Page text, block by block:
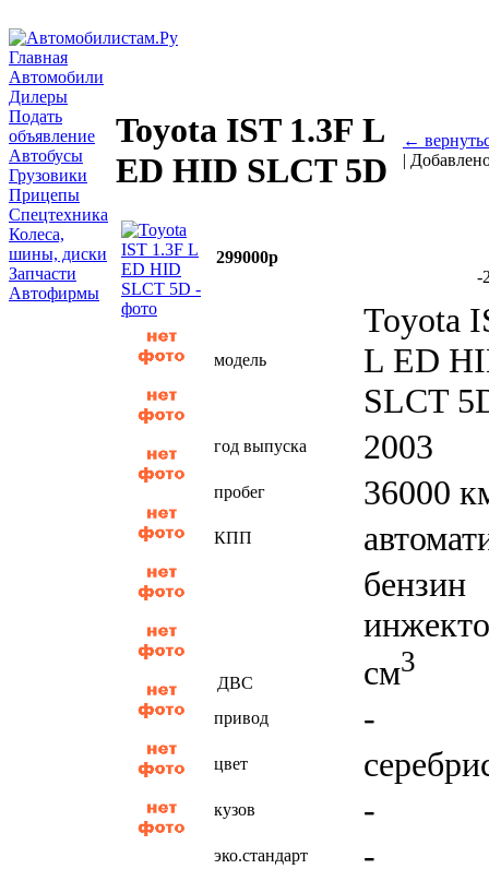
Главная
Автомобили
Дилеры
Подать
объявление
Автобусы
Грузовики
Прицепы
Спецтехника
Колеса,
шины, диски
Запчасти
Автофирмы
Toyota IST 1.3F L
ED HID SLCT 5D
←
|
299000р
-
модель
Toyota
L ED
SLCT
год выпуска 2003
пробег 36000
КПП
ДВС
бензин
см3
привод -
цвет
кузов -
эко.стандарт -